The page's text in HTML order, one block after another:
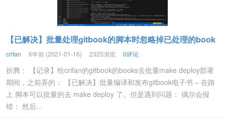
【已解决】批量处理gitbook的脚本时忽略掉已处理的book
crifan 6年前 (2021-01-16) 2325浏览 0评论
折腾： 【记录】给crifan的gitbook的books去批量make deploy部署
期间，之前弄的： 【已解决】批量编译和发布gitbook电子书 – 在路
上 脚本可以批量的去 make deploy 了。但是遇到问题： 偶尔会报
错： 然后...